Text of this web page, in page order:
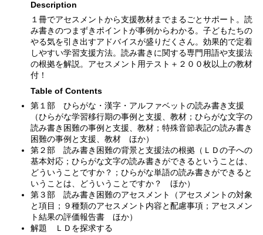
Description
１冊でアセスメントから支援教材までまるごとサポート。読
み書きのつまずきポイントが事例からわかる。子どもたちの
やる気を引き出すアドバイスが盛りだくさん。効果的で定着
しやすい学習支援方法。読み書きに関する専門用語や支援法
の根拠を解説。アセスメント用テスト＋２００枚以上の教材
付！
Table of Contents
第１部 ひらがな・漢字・アルファベットの読み書き支援
（ひらがな学習移行期の事例と支援、教材；ひらがな文字の
読み書き困難の事例と支援、教材；特殊音節表記の読み書き
困難の事例と支援、教材 ほか）
第２部 読み書き困難の背景と支援法の根拠（ＬＤの子への
基本対応；ひらがな文字の読み書きができるということは、
どういうことですか？；ひらがな単語の読み書きができると
いうことは、どういうことですか？ ほか）
第３部 読み書き困難のアセスメント（アセスメントの対象
と項目；９種類のアセスメント内容と配慮事項；アセスメン
ト結果の評価報告書 ほか）
解題 ＬＤを探求する